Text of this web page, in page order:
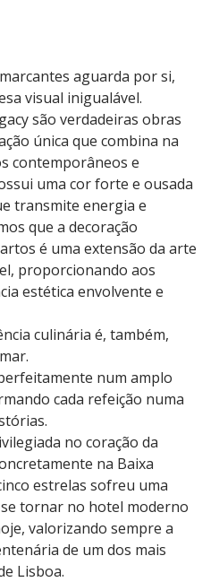
aguarda por si,
visual inigualável.
são verdadeiras obras
única que combina na
contemporâneos e
uma cor forte e ousada
transmite energia e
que a decoração
é uma extensão da arte
proporcionando aos
estética envolvente e
culinária é, também,
num amplo
cada refeição numa
no coração da
na Baixa
estrelas sofreu uma
tornar no hotel moderno
valorizando sempre a
de um dos mais
Lisboa.